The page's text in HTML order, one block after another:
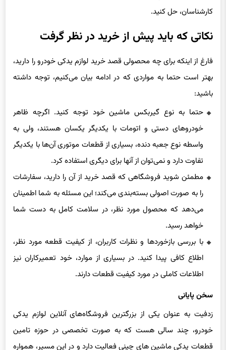
کارشناسان، حل کنید.
نکاتی که باید پیش از خرید در نظر گرفت
فارغ از اینکه برای چه محصولی قصد خرید لوازم یدکی خودرو را دارید،
بهتر است حتما به مواردی که در ادامه بیان می‌کنیم، توجه داشته
باشید:
حتما به نوع گیربکس ماشین خود توجه کنید. اگرچه ظاهر
خودروهای دستی و اتومات با یکدیگر یکسان هستند، ولی به
واسطه نوع جعبه دنده، بسیاری از قطعات موتوری آن‌ها با یکدیگر
تفاوت دارد و نمی‌توان از آنها برای دیگری استفاده کرد.
مطمئن شوید فروشگاهی که قصد خرید از آن را دارید، سفارشات
را به صورت اصولی بسته‌بندی می‌کند؛ این مسئله به شما اطمینان
می‌دهد که محصول مورد نظر، در سلامت کامل به دست شما
خواهد رسید.
با بررسی بازخوردها و نظرات کاربران، از کیفیت قطعه مورد نظر،
اطلاع کافی پیدا کنید. در بسیاری از موارد، خود تعمیرکاران نیز
اطلاعات کاملی در مورد کیفیت قطعات دارند.
سخن پایانی
زدفیت به عنوان یکی از بزرگترین فروشگاه‌های آنلاین لوازم یدکی
خودرو، چند سالی هست که به صورت تخصصی در حوزه تامین
قطعات یدکی ماشین های چینی فعالیت دارد و در این مسیر، همواره